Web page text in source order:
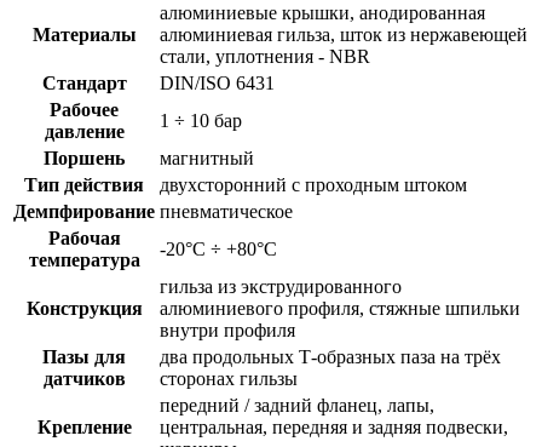
Материалы
алюминиевые крышки, анодированная
алюминиевая гильза, шток из нержавеющей
стали, уплотнения - NBR
Стандарт
DIN/ISO 6431
Рабочее
давление
1 ÷ 10 бар
Поршень
магнитный
Тип действия
двухсторонний с проходным штоком
Демпфирование пневматическое
Рабочая
температура
-20°C ÷ +80°C
Конструкция
гильза из экструдированного
алюминиевого профиля, стяжные шпильки
внутри профиля
Пазы для
датчиков
два продольных Т-образных паза на трёх
сторонах гильзы
Крепление
передний / задний фланец, лапы,
центральная, передняя и задняя подвески,